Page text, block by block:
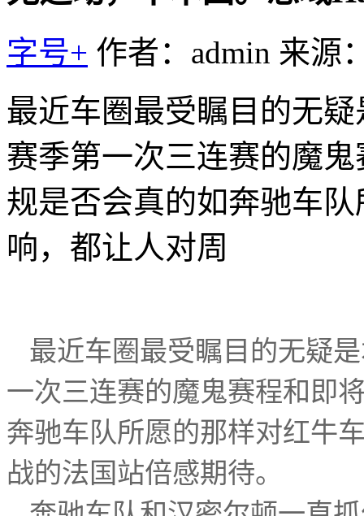
字号+ 作者：admin 来源
最近车圈最受瞩目的无
赛季第一次三连赛的魔
规是否会真的如奔驰车
响，都让人对周
最近车圈最受瞩目的无疑
一次三连赛的魔鬼赛程和即
奔驰车队所愿的那样对红牛
战的法国站倍感期待。